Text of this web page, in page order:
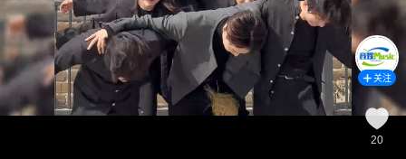
关注
20